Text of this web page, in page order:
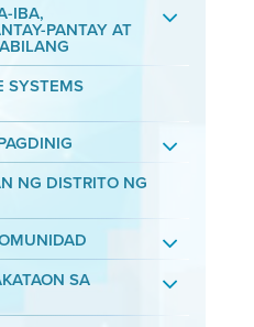
IBA,
PANTAY AT
SYSTEMS
NG DISTRITO NG
SA